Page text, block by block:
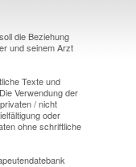
die Beziehung
und seinem Arzt
Texte und
Verwendung der
/ nicht
oder
ohne schriftliche